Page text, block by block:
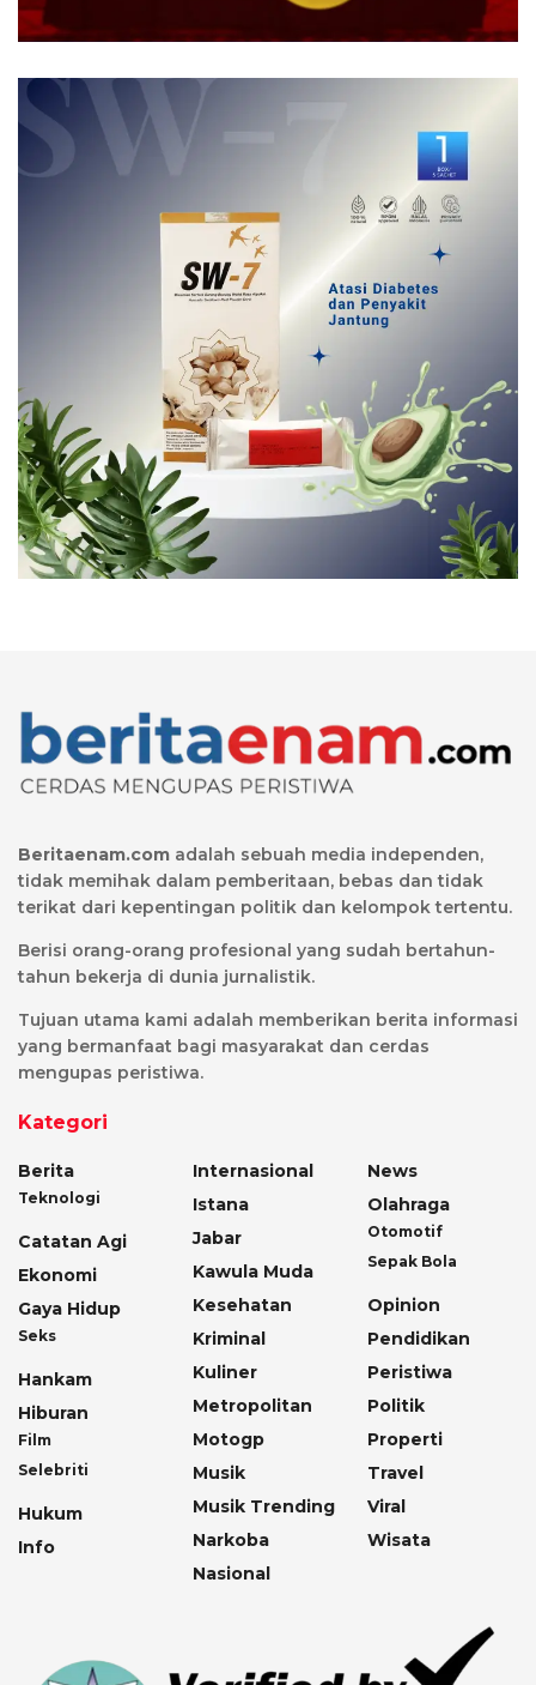
Beritaenam.com adalah sebuah media independen,
tidak memihak dalam pemberitaan, bebas dan tidak
terikat dari kepentingan politik dan kelompok tertentu.
Berisi orang-orang profesional yang sudah bertahun-
tahun bekerja di dunia jurnalistik.
Tujuan utama kami adalah memberikan berita informasi
yang bermanfaat bagi masyarakat dan cerdas
mengupas peristiwa.
Kategori
Berita
Teknologi
Catatan Agi
Ekonomi
Gaya Hidup
Seks
Hankam
Hiburan
Film
Selebriti
Hukum
Info
Internasional
Istana
Jabar
Kawula Muda
Kesehatan
Kriminal
Kuliner
Metropolitan
Motogp
Musik
Musik Trending
Narkoba
Nasional
News
Olahraga
Otomotif
Sepak Bola
Opinion
Pendidikan
Peristiwa
Politik
Properti
Travel
Viral
Wisata